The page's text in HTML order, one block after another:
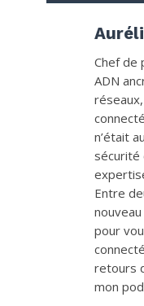
Chef de
ADN
n’était
sécurité
Entre
pour
retours
mon